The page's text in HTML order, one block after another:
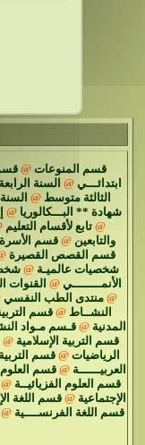
قسم المنوعات @
ابتدائـــي @ السنة
الثالثة متوسط @
شهادة ** البـــكالوريا @
@ تابع لأقسام التعليم
والتابعين @قسم
قسم القصص القصيرة
شخصيات عالميـة @
الأنمــــــــي @ القنوات
@ منتدى الطب النفسي
النشــاط @قسم
المدنية @قـسم مـواد
قسم التربية الإسلامية @
الرياضيات @ قسم
العربيــــــة @قسم العلوم
قسم العلوم الفزيائيــة @
الإجتماعية @قسم اللغة
قسم اللغة الفرنســــية @